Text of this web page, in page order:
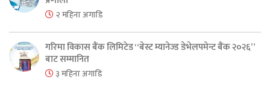
२ महिना अगाडि
गरिमा विकास बैंक लिमिटेड “बेस्ट म्यानेज्ड डेभेलपमेन्ट बैंक २०२६”
बाट सम्मानित
३ महिना अगाडि